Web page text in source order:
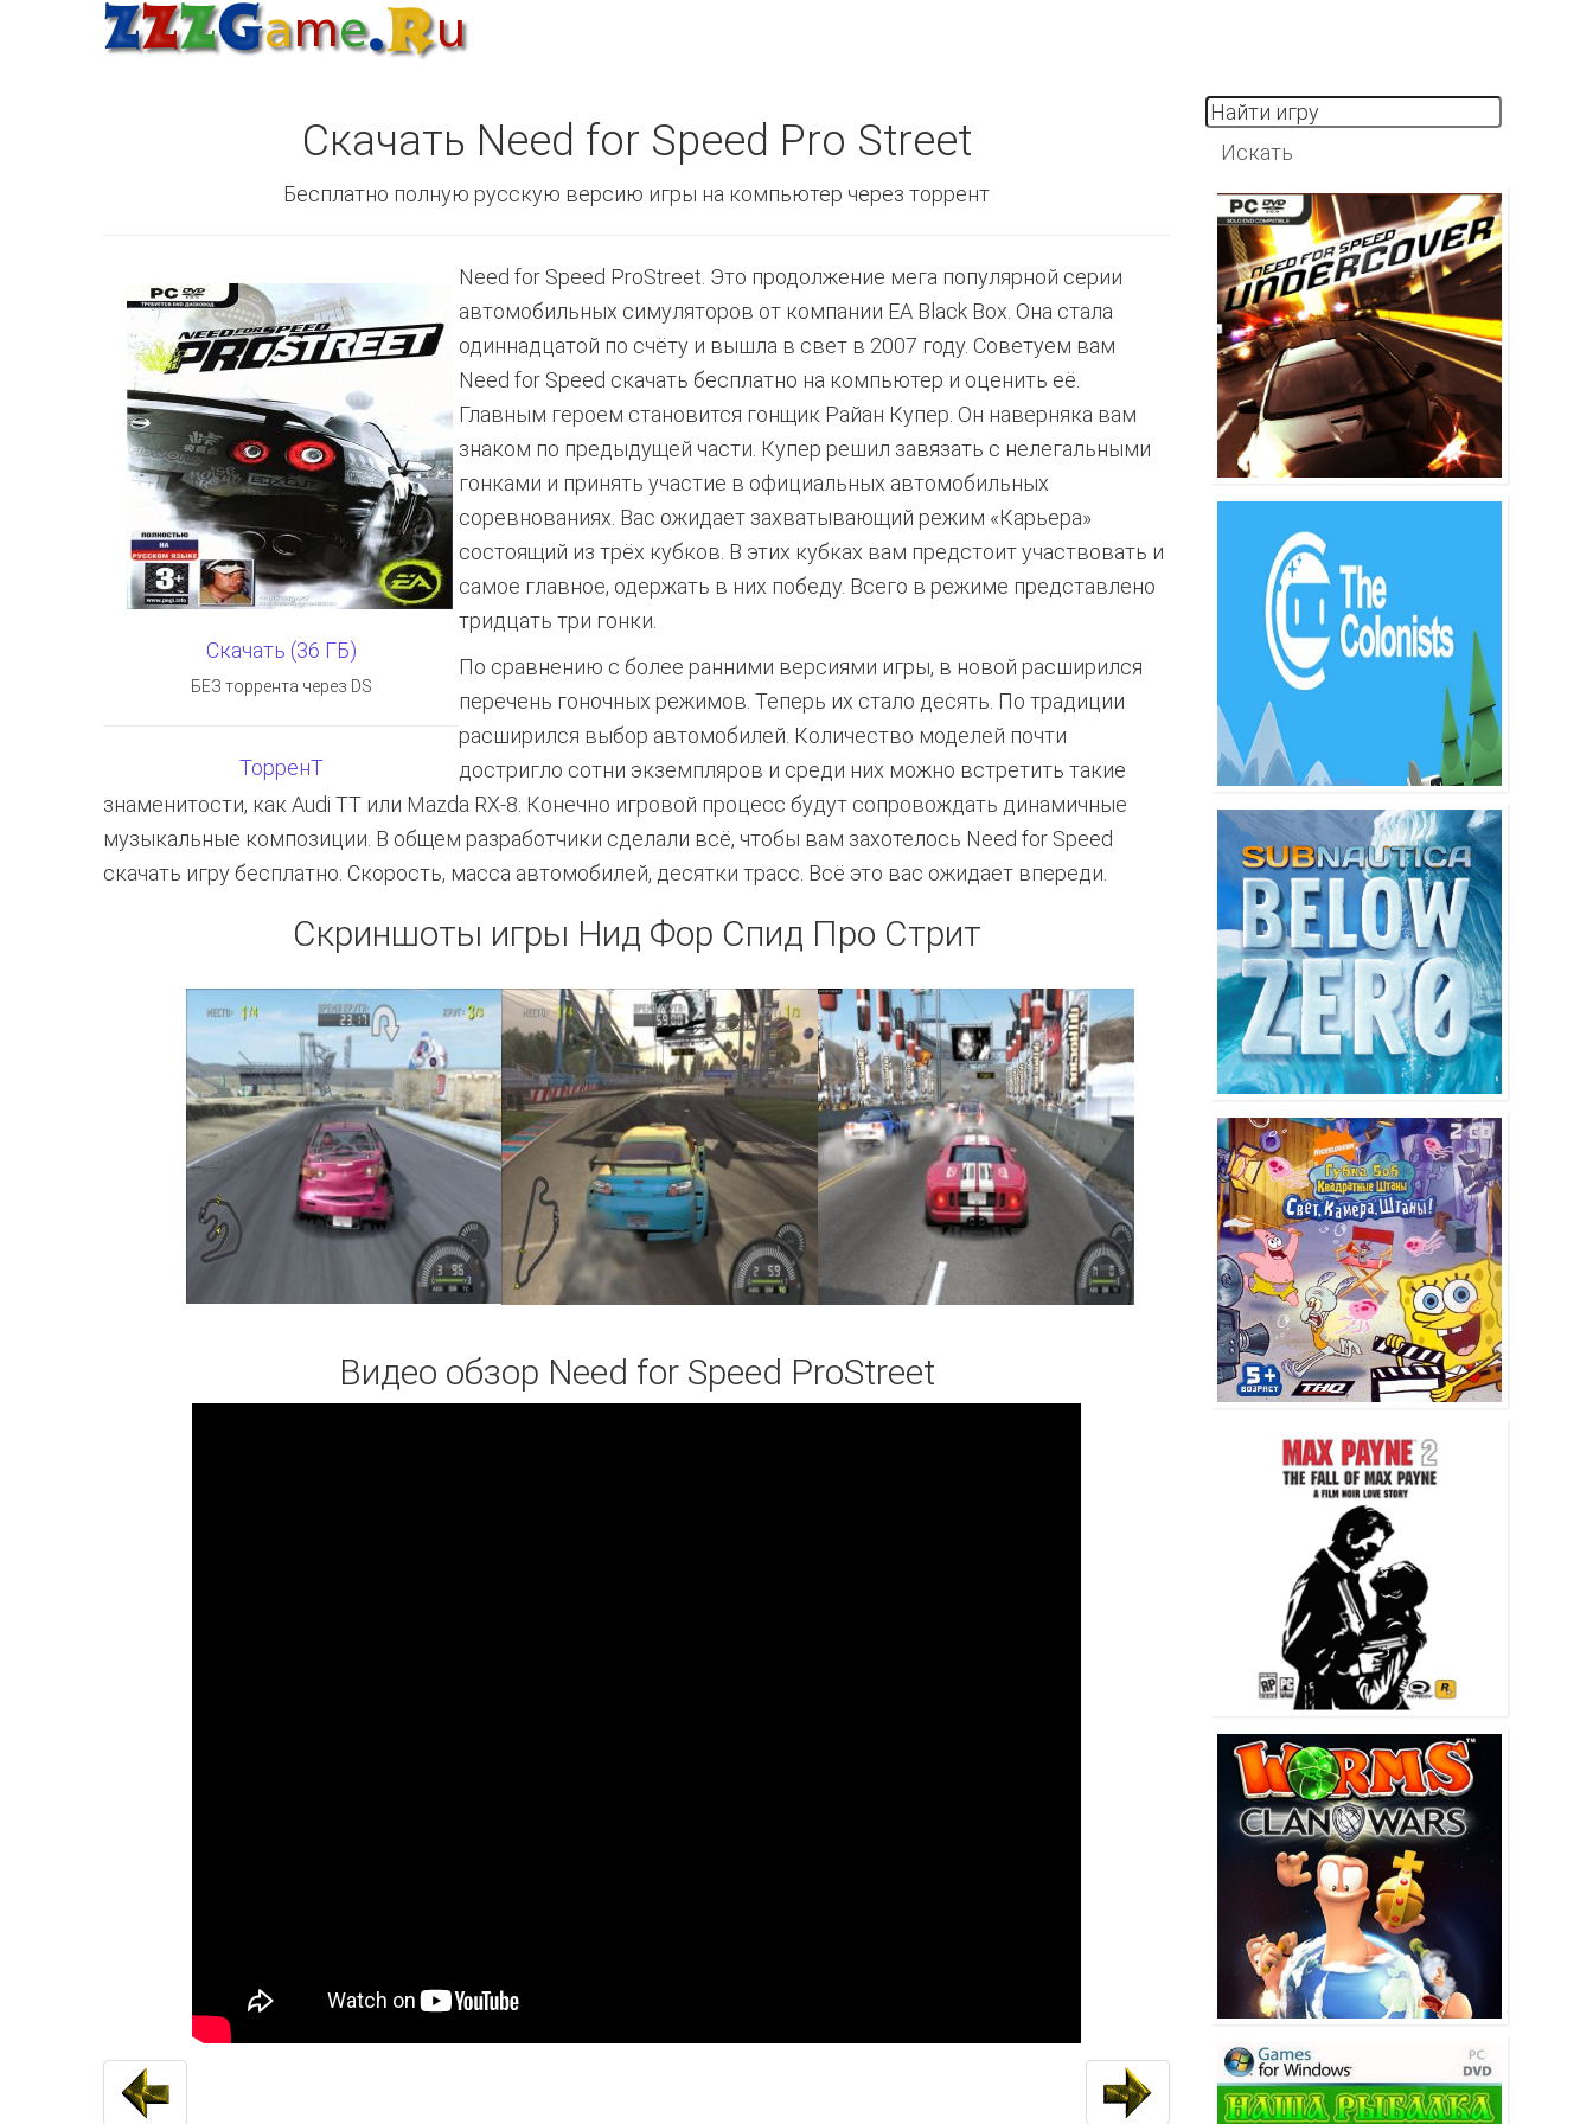
Скачать Need for Speed Pro Street
Бесплатно полную русскую версию игры на компьютер через торрент
Скачать (36 ГБ)
БЕЗ торрента через DS
ТорренТ
Need for Speed ProStreet. Это продолжение мега популярной серии
автомобильных симуляторов от компании EA Black Box. Она стала
одиннадцатой по счёту и вышла в свет в 2007 году. Советуем вам
Need for Speed скачать бесплатно на компьютер и оценить её.
Главным героем становится гонщик Райан Купер. Он наверняка вам
знаком по предыдущей части. Купер решил завязать с нелегальными
гонками и принять участие в официальных автомобильных
соревнованиях. Вас ожидает захватывающий режим «Карьера»
состоящий из трёх кубков. В этих кубках вам предстоит участвовать и
самое главное, одержать в них победу. Всего в режиме представлено
тридцать три гонки.
По сравнению с более ранними версиями игры, в новой расширился
перечень гоночных режимов. Теперь их стало десять. По традиции
расширился выбор автомобилей. Количество моделей почти
достригло сотни экземпляров и среди них можно встретить такие
знаменитости, как Audi TT или Mazda RX-8. Конечно игровой процесс будут сопровождать динамичные
музыкальные композиции. В общем разработчики сделали всё, чтобы вам захотелось Need for Speed
скачать игру бесплатно. Скорость, масса автомобилей, десятки трасс. Всё это вас ожидает впереди.
Скриншоты игры Нид Фор Спид Про Стрит
Видео обзор Need for Speed ProStreet